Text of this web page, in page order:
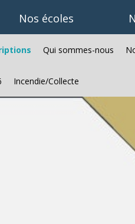
Nos écoles
Qui sommes-nous
Incendie/Collecte